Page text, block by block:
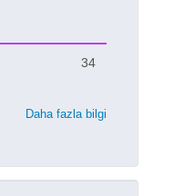
34
Daha fazla bilgi